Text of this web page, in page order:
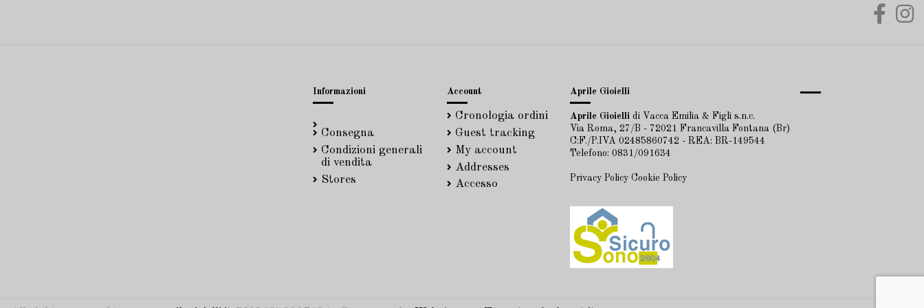
Informazioni
Consegna
Condizioni generali
di vendita
Stores
Account
Cronologia ordini
Guest tracking
My account
Addresses
Accesso
Aprile Gioielli
Aprile Gioielli di Vacca Emilia & Figli s.n.c.
Via Roma, 27/B - 72021 Francavilla Fontana (Br)
C:F./P.IVA 02485860742 - REA: BR-149544
Telefono: 0831/091634
Privacy Policy Cookie Policy